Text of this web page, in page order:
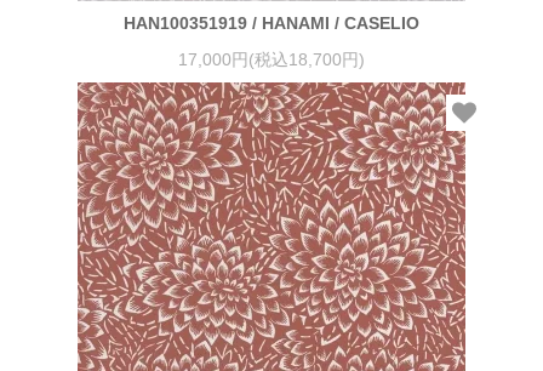
HAN100351919 / HANAMI / CASELIO
17,000円(税込18,700円)